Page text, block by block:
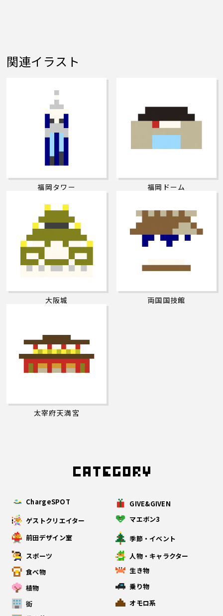
ChargeSPOT
GIVE&GIVEN
ゲストクリエイター
マエボン3
前田デザイン室
季節・イベント
スポーツ
人物・キャラクター
食べ物
生き物
植物
乗り物
街
オモロ系
関連イラスト
福岡タワー 福岡ドーム
大阪城 両国国技館
太宰府天満宮